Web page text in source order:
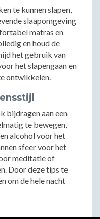
te kunnen slapen,
slaapomgeving
matras en
en houd de
het gebruik van
het slapengaan en
ontwikkelen.
bijdragen aan een
te bewegen,
alcohol voor het
sfeer voor het
meditatie of
Door deze tips te
om de hele nacht